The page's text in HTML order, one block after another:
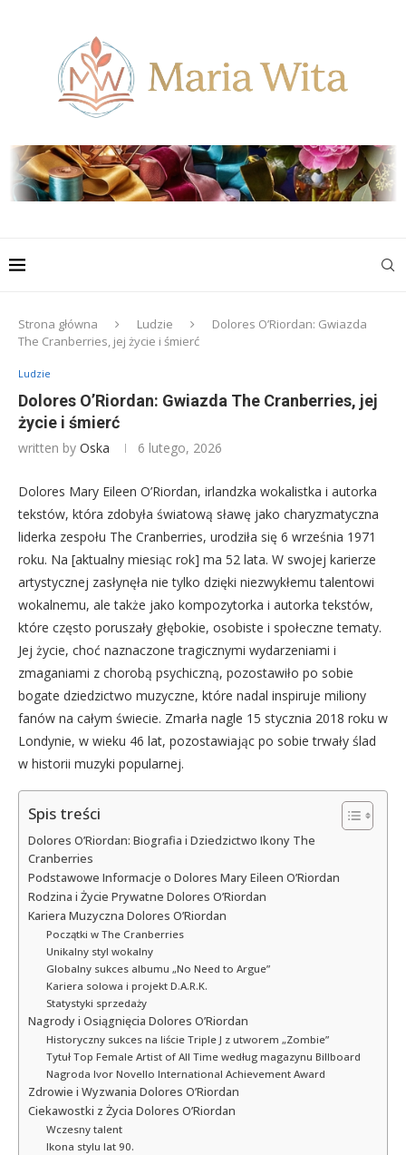
Strona główna Ludzie
Dolores O’Riordan: Gwiazda
The Cranberries, jej życie i śmierć
Ludzie
Dolores O’Riordan: Gwiazda The Cranberries, jej
życie i śmierć
written by Oska 6 lutego, 2026
Dolores Mary Eileen O’Riordan, irlandzka wokalistka i autorka
tekstów, która zdobyła światową sławę jako charyzmatyczna
liderka zespołu The Cranberries, urodziła się 6 września 1971
roku. Na [aktualny miesiąc rok] ma 52 lata. W swojej karierze
artystycznej zasłynęła nie tylko dzięki niezwykłemu talentowi
wokalnemu, ale także jako kompozytorka i autorka tekstów,
które często poruszały głębokie, osobiste i społeczne tematy.
Jej życie, choć naznaczone tragicznymi wydarzeniami i
zmaganiami z chorobą psychiczną, pozostawiło po sobie
bogate dziedzictwo muzyczne, które nadal inspiruje miliony
fanów na całym świecie. Zmarła nagle 15 stycznia 2018 roku w
Londynie, w wieku 46 lat, pozostawiając po sobie trwały ślad
w historii muzyki popularnej.
Spis treści
Dolores O’Riordan: Biografia i Dziedzictwo Ikony The
Cranberries
Podstawowe Informacje o Dolores Mary Eileen O’Riordan
Rodzina i Życie Prywatne Dolores O’Riordan
Kariera Muzyczna Dolores O’Riordan
Początki w The Cranberries
Unikalny styl wokalny
Globalny sukces albumu „No Need to Argue”
Kariera solowa i projekt D.A.R.K.
Statystyki sprzedaży
Nagrody i Osiągnięcia Dolores O’Riordan
Historyczny sukces na liście Triple J z utworem „Zombie”
Tytuł Top Female Artist of All Time według magazynu Billboard
Nagroda Ivor Novello International Achievement Award
Zdrowie i Wyzwania Dolores O’Riordan
Ciekawostki z Życia Dolores O’Riordan
Wczesny talent
Ikona stylu lat 90.